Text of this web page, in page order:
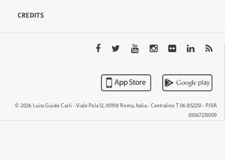
CREDITS
© 2026 Luiss Guido Carli - Viale Pola 12, 00198 Roma, Italia - Centralino T 06 852251 - P.IVA
01067231009